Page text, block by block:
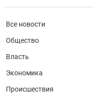
Все новости
Общество
Власть
Экономика
Происшествия